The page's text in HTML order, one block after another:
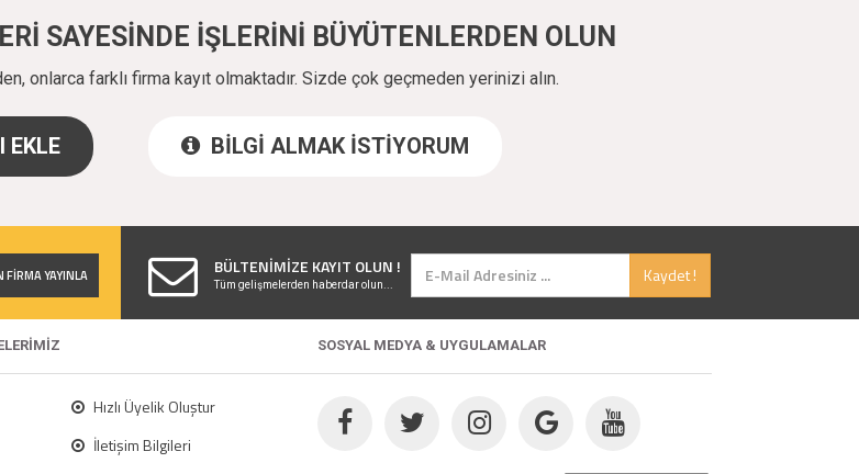
SAYESİNDE İŞLERİNİ BÜYÜTENLERDEN OLUN
onlarca farklı firma kayıt olmaktadır. Sizde çok geçmeden yerinizi alın.
EKLE BİLGİ ALMAK İSTİYORUM
FİRMA YAYINLA BÜLTENİMİZE KAYIT OLUN ! Kaydet !
Tüm gelişmelerden haberdar olun...
SOSYAL MEDYA & UYGULAMALAR
Hızlı Üyelik Oluştur
İletişim Bilgileri